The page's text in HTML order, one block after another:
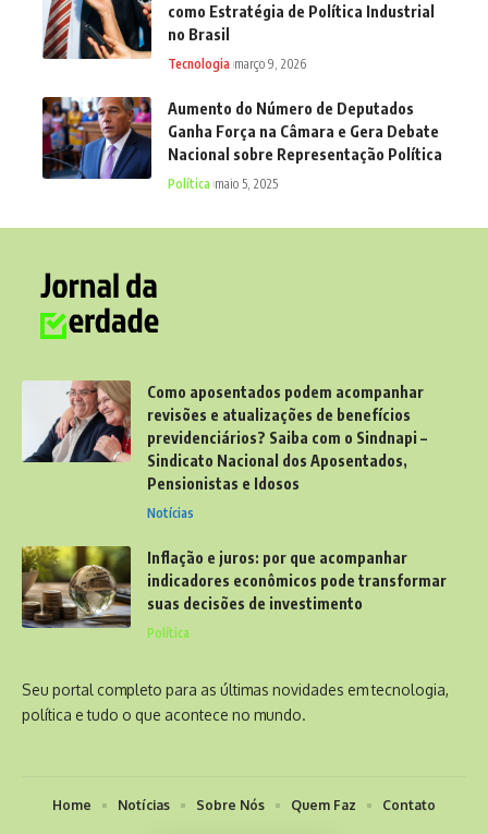
como Estratégia de Política Industrial
no Brasil
Tecnologia março 9, 2026
Aumento do Número de Deputados
Ganha Força na Câmara e Gera Debate
Nacional sobre Representação Política
Política maio 5, 2025
Como aposentados podem acompanhar
revisões e atualizações de benefícios
previdenciários? Saiba com o Sindnapi –
Sindicato Nacional dos Aposentados,
Pensionistas e Idosos
Notícias
Inflação e juros: por que acompanhar
indicadores econômicos pode transformar
suas decisões de investimento
Política
Seu portal completo para as últimas novidades em tecnologia,
política e tudo o que acontece no mundo.
Home Notícias Sobre Nós Quem Faz Contato